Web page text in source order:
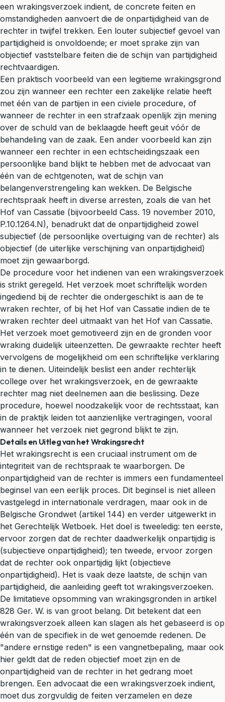
een wrakingsverzoek indient, de concrete feiten en
omstandigheden aanvoert die de onpartijdigheid van de
rechter in twijfel trekken. Een louter subjectief gevoel van
partijdigheid is onvoldoende; er moet sprake zijn van
objectief vaststelbare feiten die de schijn van partijdigheid
rechtvaardigen.
Een praktisch voorbeeld van een legitieme wrakingsgrond
zou zijn wanneer een rechter een zakelijke relatie heeft
met één van de partijen in een civiele procedure, of
wanneer de rechter in een strafzaak openlijk zijn mening
over de schuld van de beklaagde heeft geuit vóór de
behandeling van de zaak. Een ander voorbeeld kan zijn
wanneer een rechter in een echtscheidingszaak een
persoonlijke band blijkt te hebben met de advocaat van
één van de echtgenoten, wat de schijn van
belangenverstrengeling kan wekken. De Belgische
rechtspraak heeft in diverse arresten, zoals die van het
Hof van Cassatie (bijvoorbeeld Cass. 19 november 2010,
P.10.1264.N), benadrukt dat de onpartijdigheid zowel
subjectief (de persoonlijke overtuiging van de rechter) als
objectief (de uiterlijke verschijning van onpartijdigheid)
moet zijn gewaarborgd.
De procedure voor het indienen van een wrakingsverzoek
is strikt geregeld. Het verzoek moet schriftelijk worden
ingediend bij de rechter die ondergeschikt is aan de te
wraken rechter, of bij het Hof van Cassatie indien de te
wraken rechter deel uitmaakt van het Hof van Cassatie.
Het verzoek moet gemotiveerd zijn en de gronden voor
wraking duidelijk uiteenzetten. De gewraakte rechter heeft
vervolgens de mogelijkheid om een schriftelijke verklaring
in te dienen. Uiteindelijk beslist een ander rechterlijk
college over het wrakingsverzoek, en de gewraakte
rechter mag niet deelnemen aan die beslissing. Deze
procedure, hoewel noodzakelijk voor de rechtsstaat, kan
in de praktijk leiden tot aanzienlijke vertragingen, vooral
wanneer het verzoek niet gegrond blijkt te zijn.
Details en Uitleg van het Wrakingsrecht
Het wrakingsrecht is een cruciaal instrument om de
integriteit van de rechtspraak te waarborgen. De
onpartijdigheid van de rechter is immers een fundamenteel
beginsel van een eerlijk proces. Dit beginsel is niet alleen
vastgelegd in internationale verdragen, maar ook in de
Belgische Grondwet (artikel 144) en verder uitgewerkt in
het Gerechtelijk Wetboek. Het doel is tweeledig: ten eerste,
ervoor zorgen dat de rechter daadwerkelijk onpartijdig is
(subjectieve onpartijdigheid); ten tweede, ervoor zorgen
dat de rechter ook onpartijdig lijkt (objectieve
onpartijdigheid). Het is vaak deze laatste, de schijn van
partijdigheid, die aanleiding geeft tot wrakingsverzoeken.
De limitatieve opsomming van wrakingsgronden in artikel
828 Ger. W. is van groot belang. Dit betekent dat een
wrakingsverzoek alleen kan slagen als het gebaseerd is op
één van de specifiek in de wet genoemde redenen. De
"andere ernstige reden" is een vangnetbepaling, maar ook
hier geldt dat de reden objectief moet zijn en de
onpartijdigheid van de rechter in het gedrang moet
brengen. Een advocaat die een wrakingsverzoek indient,
moet dus zorgvuldig de feiten verzamelen en deze